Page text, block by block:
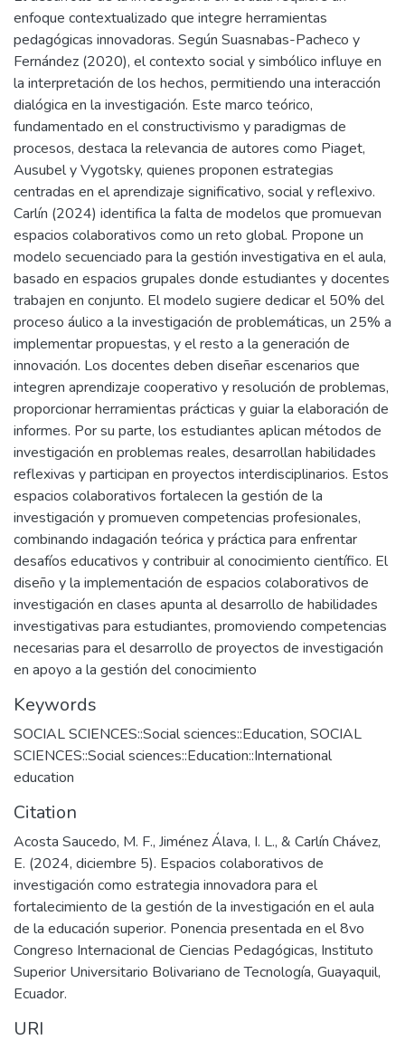
enfoque contextualizado que integre herramientas
pedagógicas innovadoras. Según Suasnabas-Pacheco y
Fernández (2020), el contexto social y simbólico influye en
la interpretación de los hechos, permitiendo una interacción
dialógica en la investigación. Este marco teórico,
fundamentado en el constructivismo y paradigmas de
procesos, destaca la relevancia de autores como Piaget,
Ausubel y Vygotsky, quienes proponen estrategias
centradas en el aprendizaje significativo, social y reflexivo.
Carlín (2024) identifica la falta de modelos que promuevan
espacios colaborativos como un reto global. Propone un
modelo secuenciado para la gestión investigativa en el aula,
basado en espacios grupales donde estudiantes y docentes
trabajen en conjunto. El modelo sugiere dedicar el 50% del
proceso áulico a la investigación de problemáticas, un 25% a
implementar propuestas, y el resto a la generación de
innovación. Los docentes deben diseñar escenarios que
integren aprendizaje cooperativo y resolución de problemas,
proporcionar herramientas prácticas y guiar la elaboración de
informes. Por su parte, los estudiantes aplican métodos de
investigación en problemas reales, desarrollan habilidades
reflexivas y participan en proyectos interdisciplinarios. Estos
espacios colaborativos fortalecen la gestión de la
investigación y promueven competencias profesionales,
combinando indagación teórica y práctica para enfrentar
desafíos educativos y contribuir al conocimiento científico. El
diseño y la implementación de espacios colaborativos de
investigación en clases apunta al desarrollo de habilidades
investigativas para estudiantes, promoviendo competencias
necesarias para el desarrollo de proyectos de investigación
en apoyo a la gestión del conocimiento
Keywords
SOCIAL SCIENCES::Social sciences::Education, SOCIAL
SCIENCES::Social sciences::Education::International
education
Citation
Acosta Saucedo, M. F., Jiménez Álava, I. L., & Carlín Chávez,
E. (2024, diciembre 5). Espacios colaborativos de
investigación como estrategia innovadora para el
fortalecimiento de la gestión de la investigación en el aula
de la educación superior. Ponencia presentada en el 8vo
Congreso Internacional de Ciencias Pedagógicas, Instituto
Superior Universitario Bolivariano de Tecnología, Guayaquil,
Ecuador.
URI